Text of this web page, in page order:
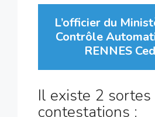
L’officier du
Contrôle
RENNES
Il existe 2 sortes
contestations :